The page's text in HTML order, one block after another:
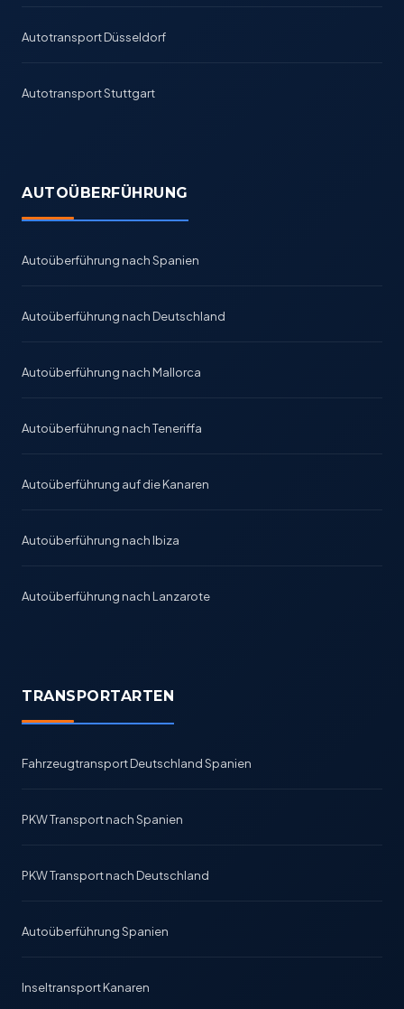
Autotransport Düsseldorf
Autotransport Stuttgart
AUTOÜBERFÜHRUNG
Autoüberführung nach Spanien
Autoüberführung nach Deutschland
Autoüberführung nach Mallorca
Autoüberführung nach Teneriffa
Autoüberführung auf die Kanaren
Autoüberführung nach Ibiza
Autoüberführung nach Lanzarote
TRANSPORTARTEN
Fahrzeugtransport Deutschland Spanien
PKW Transport nach Spanien
PKW Transport nach Deutschland
Autoüberführung Spanien
Inseltransport Kanaren